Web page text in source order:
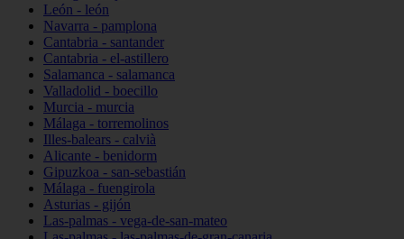
León - león
Navarra - pamplona
Cantabria - santander
Cantabria - el-astillero
Salamanca - salamanca
Valladolid - boecillo
Murcia - murcia
Málaga - torremolinos
Illes-balears - calvià
Alicante - benidorm
Gipuzkoa - san-sebastián
Málaga - fuengirola
Asturias - gijón
Las-palmas - vega-de-san-mateo